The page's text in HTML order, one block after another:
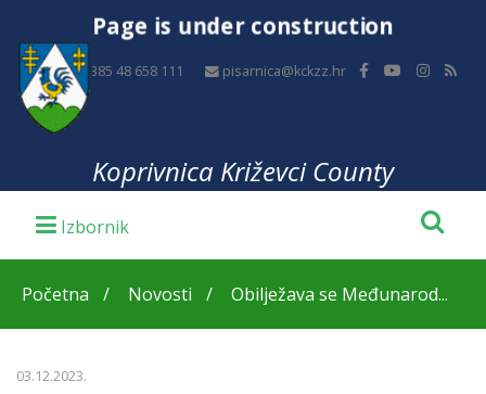
Page is under construction
+385 48 658 111 pisarnica@kckzz.hr
Koprivnica Križevci County
Početna Novosti Obilježava se Međunarod...
03.12.2023.